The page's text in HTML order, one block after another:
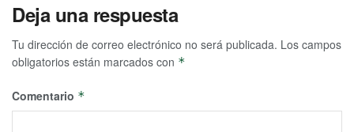
Deja una respuesta
Tu dirección de correo electrónico no será publicada. Los campos
obligatorios están marcados con *
Comentario *